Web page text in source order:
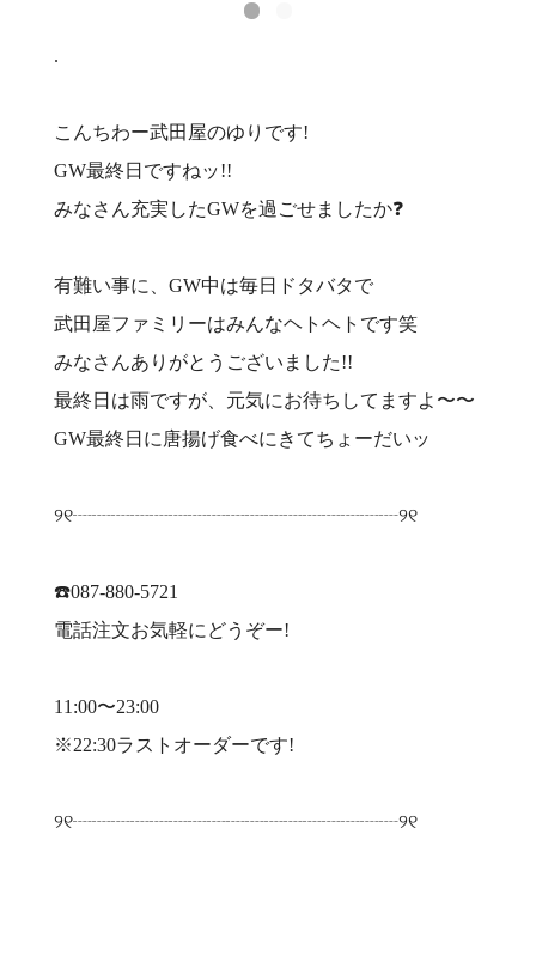
.
こんちわー武田屋のゆりです!
GW最終日ですねッ!!
みなさん充実したGWを過ごせましたか❓
有難い事に、GW中は毎日ドタバタで
武田屋ファミリーはみんなヘトヘトです笑
みなさんありがとうございました!!
最終日は雨ですが、元気にお待ちしてますよ〜〜
GW最終日に唐揚げ食べにきてちょーだいッ
୨୧┈┈┈┈┈┈┈┈┈┈┈┈┈┈┈┈┈୨୧
☎️087-880-5721
電話注文お気軽にどうぞー!
11:00〜23:00
※22:30ラストオーダーです!
୨୧┈┈┈┈┈┈┈┈┈┈┈┈┈┈┈┈┈୨୧